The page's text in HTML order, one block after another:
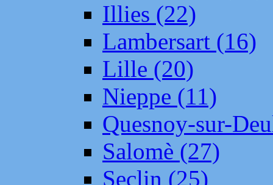
Illies (22)
Lambersart (16)
Lille (20)
Nieppe (11)
Quesnoy-sur-
Salomè (27)
Seclin (25)